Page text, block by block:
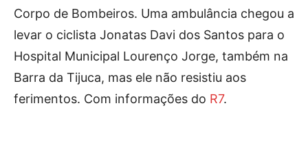
Corpo de Bombeiros. Uma ambulância chegou a
levar o ciclista Jonatas Davi dos Santos para o
Hospital Municipal Lourenço Jorge, também na
Barra da Tijuca, mas ele não resistiu aos
ferimentos. Com informações do R7.